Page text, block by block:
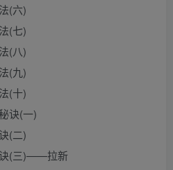
(六)
(七)
(八)
(九)
(十)
诀(一)
(二)
诀(三)——拉新